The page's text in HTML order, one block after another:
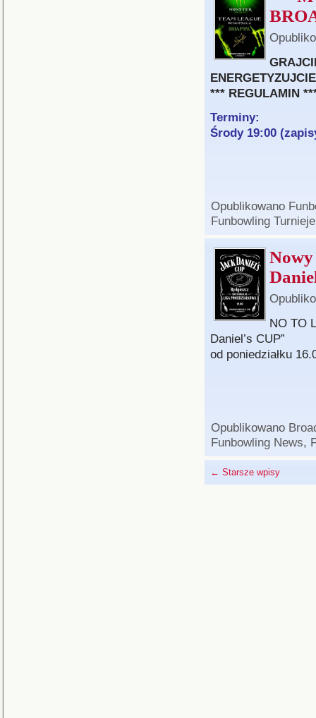
*** REGULAMIN
Terminy:
Środy 19:00
Opublikowano
Funbowling Turnieje
NO TO
Daniel’s CUP”
od poniedziałku
Opublikowano
Funbowling News,
← Starsze wpisy